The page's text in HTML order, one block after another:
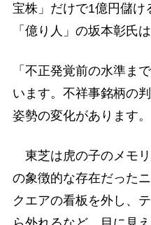
宝株」だけで1億円儲け
「億り人」の坂本彰氏
「不正発覚前の水準ま
います。不祥事銘柄の
姿勢の変化があります。
東芝は虎の子のメモ
の象徴的な存在だった
クエアの看板を外し、